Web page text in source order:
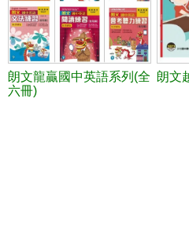
朗文龍贏國中英語系列(全
六冊)
朗文